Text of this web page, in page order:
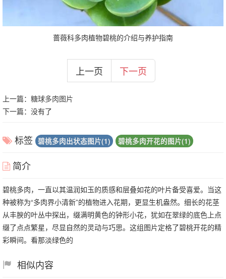
蔷薇科多肉植物碧桃的介绍与养护指南
上一页 下一页
上一篇： 糖球多肉图片
下一篇：没有了
标签 碧桃多肉出状态图片(1) 碧桃多肉开花的图片(1)
简介
碧桃多肉，一直以其温润如玉的质感和层叠如花的叶片备受喜爱。当这
种被称为“多肉界小清新”的植物进入花期，更显生机盎然。细长的花茎
从丰腴的叶丛中探出，缀满明黄色的钟形小花，犹如在翠绿的底色上点
缀了点点繁星，尽显自然的灵动与巧思。这组图片定格了碧桃开花的精
彩瞬间。看那淡绿色的
相似内容